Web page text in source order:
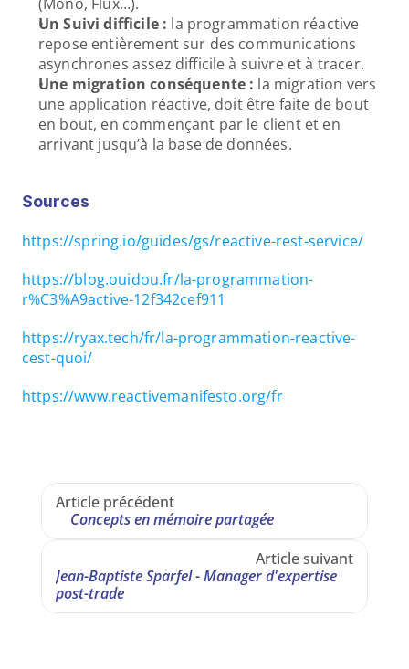
Un Suivi difficile : la programmation réactive
repose entièrement sur des communications
asynchrones assez difficile à suivre et à tracer.
Une migration conséquente : la migration vers
une application réactive, doit être faite de bout
en bout, en commençant par le client et en
arrivant jusqu’à la base de données.
Sources
https://spring.io/guides/gs/reactive-rest-service/
https://blog.ouidou.fr/la-programmation-
r%C3%A9active-12f342cef911
https://ryax.tech/fr/la-programmation-reactive-
cest-quoi/
https://www.reactivemanifesto.org/fr
Article précédent
Concepts en mémoire partagée
Article suivant
Jean-Baptiste Sparfel - Manager d'expertise
post-trade